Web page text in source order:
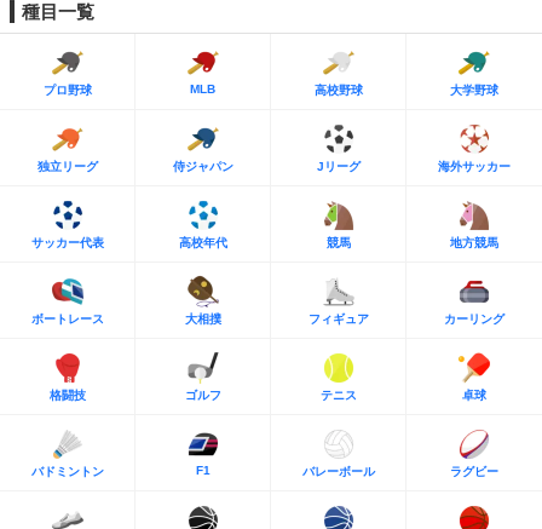
種目一覧
プロ野球 MLB 高校野球 大学野球
独立リーグ 侍ジャパン Jリーグ 海外サッカー
サッカー代表 高校年代 競馬 地方競馬
ボートレース 大相撲 フィギュア カーリング
格闘技 ゴルフ テニス 卓球
バドミントン F1 バレーボール ラグビー